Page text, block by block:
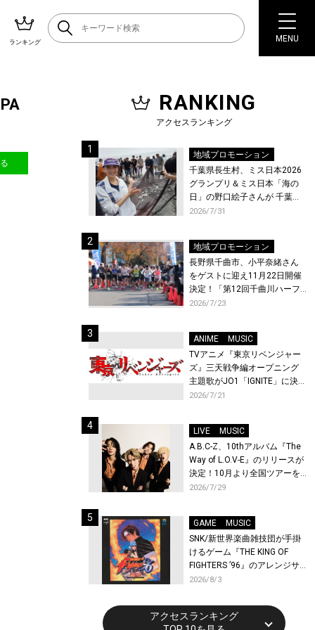
ランキング MENU
RANKING
アクセスランキング
地域プロモーション
千葉県長生村、ミス日本2026
グランプリ＆ミス日本「海の
日」の野口絵子さんが 千葉県
唯一の村・長生村で地引網を
2026/7/31
地域プロモーション
長野県千曲市、小平奈緒さん
をゲストに迎え11月22日開催
決定！「第12回千曲川ハーフ
マラソン」エントリー受付開
2026/7/23
ANIME
MUSIC
TVアニメ『東京リベンジャー
ズ』三天戦争編オープニング
主題歌がJO1「IGNITE」に決
定！メンバー全員から喜びと
先行上映会を開催！
2026/7/21
LIVE
MUSIC
A.B.C-Z、10thアルバム『The
Way of L.O.V-E』のリリースが
決定！10月より全国ツアーを
開催！
2026/7/29
GAME
MUSIC
SNK/新世界楽曲雑技団が手掛
けるゲーム『THE KING OF
FIGHTERS ’96』のアレンジサ
ウンドトラックが配信開始！
2026/8/3
アクセスランキング